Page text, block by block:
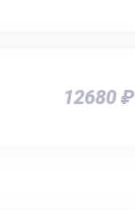
12680 ₽